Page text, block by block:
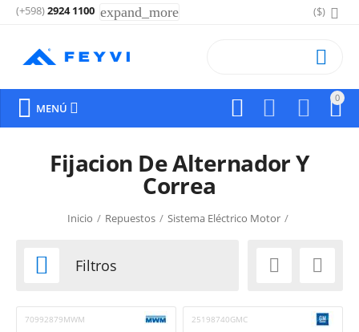
($)
(+598)2924 1100 expand_more
0

 


 MENÚ 
Fijacion De Alternador Y
Correa
Inicio / Repuestos / Sistema Eléctrico Motor /
 Filtros  
70992879MWM 25198740GMC